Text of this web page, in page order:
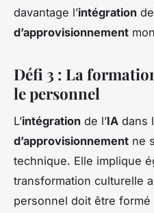
davantage l’intégration
d’approvisionnement
Défi 3 : La
le personnel
L’intégration de l’IA dans
d’approvisionnement ne
technique. Elle implique
transformation culturelle
personnel doit être